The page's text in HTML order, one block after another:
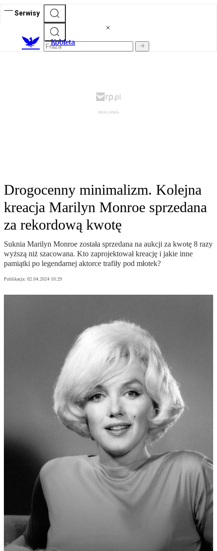
Serwisy
Kobieta
Drogocenny minimalizm. Kolejna
kreacja Marilyn Monroe sprzedana
za rekordową kwotę
Suknia Marilyn Monroe została sprzedana na aukcji za kwotę 8 razy
wyższą niż szacowana. Kto zaprojektował kreację i jakie inne
pamiątki po legendarnej aktorce trafiły pod młotek?
Publikacja: 02.04.2024 10:29